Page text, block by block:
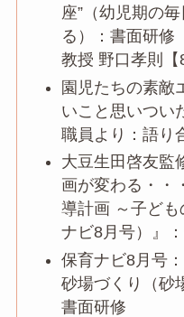
座”（幼児期の
る）：書面研
教授 野口孝則【
園児たちの素敵
いこと思いつい
職員より：語り
大豆生田啓友監
画が変わる・・
導計画 ～子ど
ナビ8月号）』
保育ナビ8月号
砂場づくり（砂
書面研修